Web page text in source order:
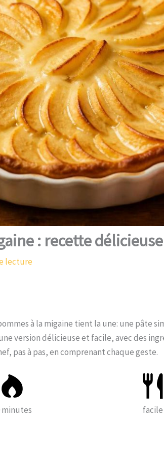
: recette
lecture
à la migaine tient la une: une pâte
version délicieuse et facile, avec des
pas à pas, en comprenant chaque geste.
minutes facile